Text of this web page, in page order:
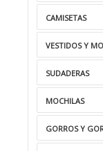
CAMISETAS
VESTIDOS Y
SUDADERAS
MOCHILAS
GORROS Y